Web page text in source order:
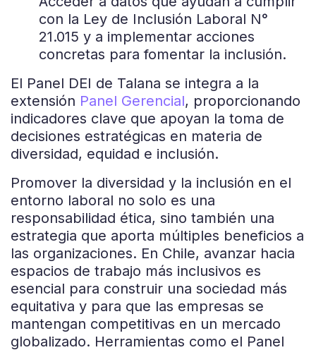
con la Ley de Inclusión Laboral N°
21.015 y a implementar acciones
concretas para fomentar la inclusión.
El Panel DEI de Talana se integra a la
extensión Panel Gerencial, proporcionando
indicadores clave que apoyan la toma de
decisiones estratégicas en materia de
diversidad, equidad e inclusión.
Promover la diversidad y la inclusión en el
entorno laboral no solo es una
responsabilidad ética, sino también una
estrategia que aporta múltiples beneficios a
las organizaciones. En Chile, avanzar hacia
espacios de trabajo más inclusivos es
esencial para construir una sociedad más
equitativa y para que las empresas se
mantengan competitivas en un mercado
globalizado. Herramientas como el Panel